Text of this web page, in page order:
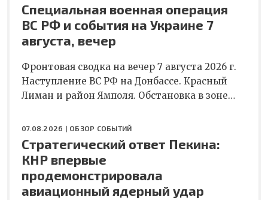
Специальная военная операция
ВС РФ и события на Украине 7
августа, вечер
Фронтовая сводка на вечер 7 августа 2026 г.
Наступление ВС РФ на Донбассе. Красный
Лиман и район Ямполя. Обстановка в зоне…
07.08.2026 | ОБЗОР СОБЫТИЙ
Стратегический ответ Пекина:
КНР впервые
продемонстрировала
авиационный ядерный удар